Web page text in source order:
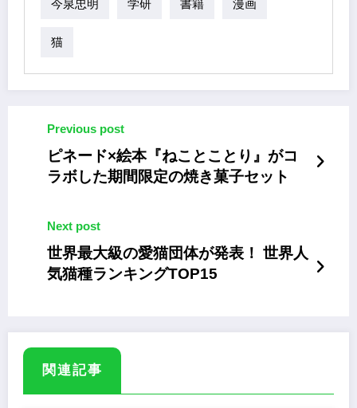
今泉忠明 学研 書籍 漫画
猫
Previous post
ピネード×絵本『ねことことり』がコ
ラボした期間限定の焼き菓子セット
Next post
世界最大級の愛猫団体が発表！ 世界人
気猫種ランキングTOP15
関連記事